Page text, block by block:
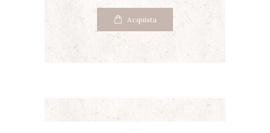
Acquista
Questo
prodotto